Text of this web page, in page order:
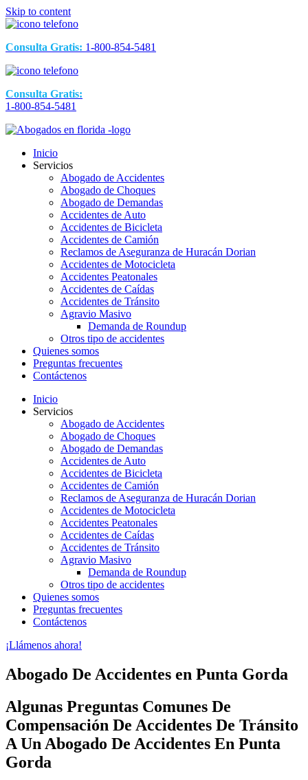
Skip to content
Consulta Gratis: 1-800-854-5481
Consulta Gratis:
1-800-854-5481
Inicio
Servicios
Abogado de Accidentes
Abogado de Choques
Abogado de Demandas
Accidentes de Auto
Accidentes de Bicicleta
Accidentes de Camión
Reclamos de Aseguranza de Huracán Dorian
Accidentes de Motocicleta
Accidentes Peatonales
Accidentes de Caídas
Accidentes de Tránsito
Agravio Masivo
Demanda de Roundup
Otros tipo de accidentes
Quienes somos
Preguntas frecuentes
Contáctenos
Inicio
Servicios
Abogado de Accidentes
Abogado de Choques
Abogado de Demandas
Accidentes de Auto
Accidentes de Bicicleta
Accidentes de Camión
Reclamos de Aseguranza de Huracán Dorian
Accidentes de Motocicleta
Accidentes Peatonales
Accidentes de Caídas
Accidentes de Tránsito
Agravio Masivo
Demanda de Roundup
Otros tipo de accidentes
Quienes somos
Preguntas frecuentes
Contáctenos
¡Llámenos ahora!
Abogado De Accidentes en Punta Gorda
Algunas Preguntas Comunes De
Compensación De Accidentes De Tránsito
A Un Abogado De Accidentes En Punta
Gorda